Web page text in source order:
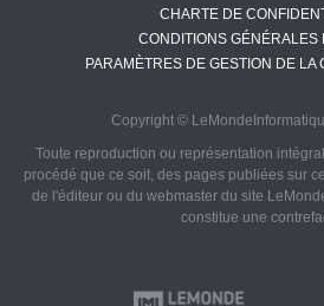
CHARTE DE
CONDITIONS GÉNÉRALES
PARAMÈTRES DE GESTION DE LA
Copyright ©
Toute reproduction ou représentation
procédé que ce soit, des pages publiées sur
de l'éditeur ou du webmaster du site
constitue une